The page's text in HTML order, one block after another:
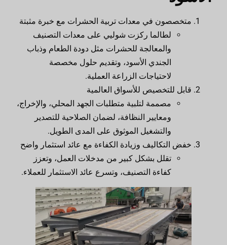
متخصصون في معدات تربية الحشرات مع خبرة مثبتة
لطالما ركزت شوليي على معدات التصنيف
والمعالجة للحشرات مثل دودة الطعام وذباب
الجندي الأسود، وتقديم حلول مخصصة
لاحتياجات الزراعة العملية.
قابل للتخصيص للأسواق العالمية
مصممة لتلبية متطلبات الجهد المحلي، والإخراج،
ومعايير النظافة، لضمان الصلاحية للتصدير
والتشغيل الموثوق على المدى الطويل.
خفض التكاليف وزيادة الكفاءة مع عائد استثمار واضح
تقلل بشكل كبير من مدخلات العمل، وتعزز
كفاءة التصنيف، وتسرع عائد الاستثمار للعملاء.